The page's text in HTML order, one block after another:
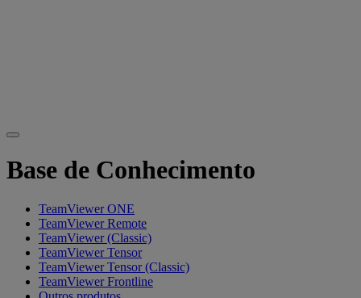
Base de Conhecimento
TeamViewer ONE
TeamViewer Remote
TeamViewer (Classic)
TeamViewer Tensor
TeamViewer Tensor (Classic)
TeamViewer Frontline